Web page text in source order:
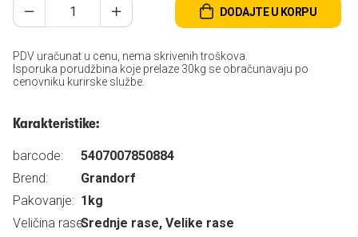
DODAJTE U KORPU
PDV uračunat u cenu, nema skrivenih troškova.
Isporuka porudžbina koje prelaze 30kg se obračunavaju po
cenovniku kurirske službe.
Karakteristike:
barcode:
5407007850884
Brend:
Grandorf
Pakovanje: 1kg
Veličina rase:Srednje rase, Velike rase